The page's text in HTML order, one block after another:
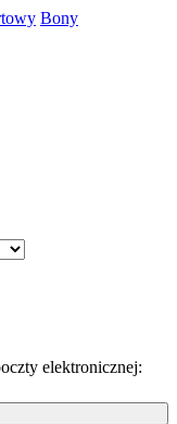
Bony
elektronicznej: